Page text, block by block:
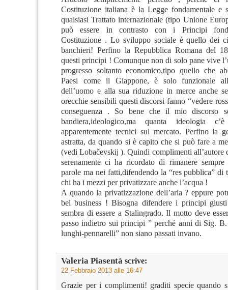
Costituzione italiana è la Legge fondamentale e
qualsiasi Trattato internazionale (tipo Unione
può essere in contrasto con i Principi
Costituzione . Lo sviluppo sociale è quello dei
banchieri! Perfino la Repubblica Romana del
questi principi ! Comunque non di solo pane vive
progresso soltanto economico,tipo quello che
Paesi come il Giappone, è solo funzionale
dell’uomo e alla sua riduzione in merce anche
orecchie sensibili questi discorsi fanno “vedere
conseguenza . So bene che il mio discorso
bandiera,ideologico,ma quanta ideologia
apparentemente tecnici sul mercato. Perfino la
astratta, da quando si è capito che si può fare a
(vedi Lobačevskij ). Quindi complimenti all’autore
serenamente ci ha ricordato di rimanere
parole ma nei fatti,difendendo la “res pubblica” di
chi ha i mezzi per privatizzare anche l’acqua !
A quando la privatizzazione dell’aria ? eppure
bel business ! Bisogna difendere i principi
sembra di essere a Stalingrado. Il motto deve
passo indietro sui principi ” perché anni di Sig.
lunghi-pennarelli” non siano passati invano.
Valeria Piasentà scrive:
22 Febbraio 2013 alle 16:47
Grazie per i complimenti! graditi specie quando